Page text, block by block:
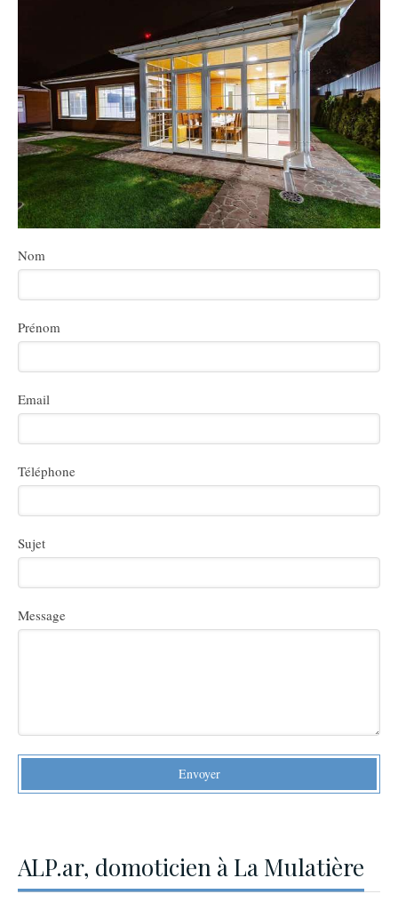
Nom
Prénom
Email
Téléphone
Sujet
Message
Envoyer
ALP.ar, domoticien à La Mulatière